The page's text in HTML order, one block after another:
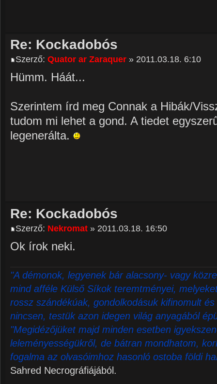
Re: Kockadobós
Szerző: Quator ar Zaraquer » 2011.03.18. 6:10
Hümm. Háát...
Szerintem írd meg Connak a Hibák/
tudom mi lehet a gond. A tiedet
legenerálta.
Re: Kockadobós
Szerző: Nekromat » 2011.03.18. 16:50
Ok írok neki.
"A démonok, legyenek bár alacsony- vagy
mind afféle Külső Síkok teremtményei,
rossz szándékúak, gondolkodásuk kifinomult
nincsen, testük azon idegen világ anyagából
"Megidézőjüket majd minden esetben
leleményességükről, de bátran mondhatom,
fogalma az olvasóimhoz hasonló ostoba földi
Sahred Necrográfiájából.